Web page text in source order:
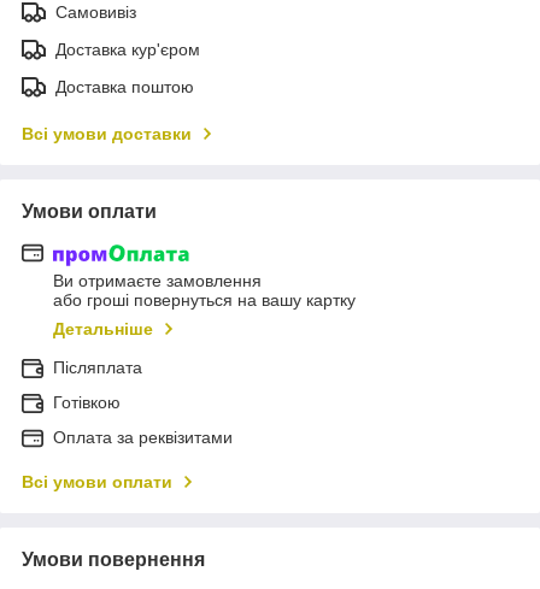
Самовивіз
Доставка кур'єром
Доставка поштою
Всі умови доставки
Умови оплати
Ви отримаєте замовлення
або гроші повернуться на вашу картку
Детальніше
Післяплата
Готівкою
Оплата за реквізитами
Всі умови оплати
Умови повернення